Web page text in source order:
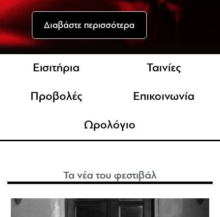
Διαβάστε περισσότερα
Εισιτήρια Ταινίες
Προβολές Επικοινωνία
Ωρολόγιο
Τα νέα του φεστιβάλ